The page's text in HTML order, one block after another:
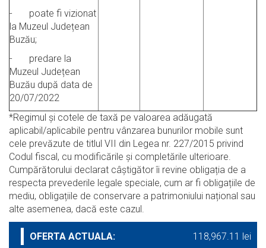
- poate fi vizionat
la Muzeul Județean
Buzău;
- predare la
Muzeul Județean
Buzău după data de
20/07/2022
*Regimul şi cotele de taxă pe valoarea adăugată
aplicabil/aplicabile pentru vânzarea bunurilor mobile sunt
cele prevăzute de titlul VII din Legea nr. 227/2015 privind
Codul fiscal, cu modificările şi completările ulterioare.
Cumpărătorului declarat câștigător îi revine obligația de a
respecta prevederile legale speciale, cum ar fi obligațiile de
mediu, obligațiile de conservare a patrimoniului național sau
alte asemenea, dacă este cazul.
OFERTA ACTUALA: 118,967.11 lei